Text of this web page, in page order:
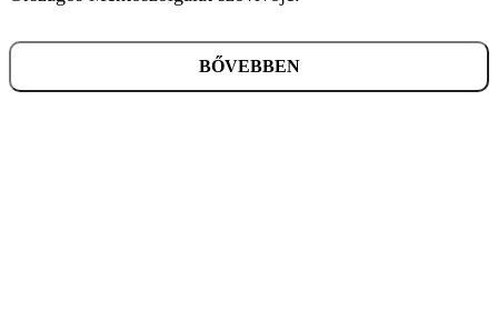
BŐVEBBEN